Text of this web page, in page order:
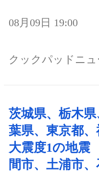
08月09日 19:00
クックパッドニュ
茨城県、栃木
葉県、東京都
大震度1の地
間市、土浦市